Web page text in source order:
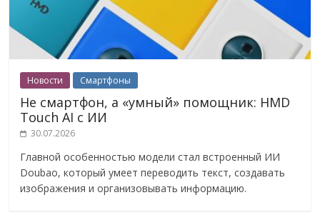
Новости Смартфоны
Не смартфон, а «умный» помощник: HMD
Touch AI с ИИ
30.07.2026
Главной особенностью модели стал встроенный ИИ
Doubao, который умеет переводить текст, создавать
изображения и организовывать информацию.